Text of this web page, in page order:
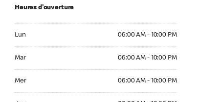
Heures d'ouverture
Lun 06:00 AM - 10:00 PM
Mar 06:00 AM - 10:00 PM
Mer 06:00 AM - 10:00 PM